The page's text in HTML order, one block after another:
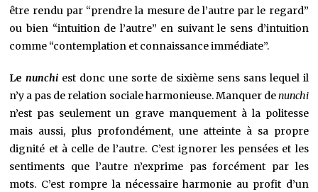
être rendu par “prendre la mesure de l’autre par le regard”
ou bien “intuition de l’autre” en suivant le sens d’intuition
comme “contemplation et connaissance immédiate”.
Lenunchi est donc une sorte de sixième sens sans lequel il
n’y a pas de relation sociale harmonieuse. Manquer denunchi
n’est pas seulement un grave manquement à la politesse
mais aussi, plus profondément, une atteinte à sa propre
dignité et à celle de l’autre. C’est ignorer les pensées et les
sentiments que l’autre n’exprime pas forcément par les
mots. C’est rompre la nécessaire harmonie au profit d’un